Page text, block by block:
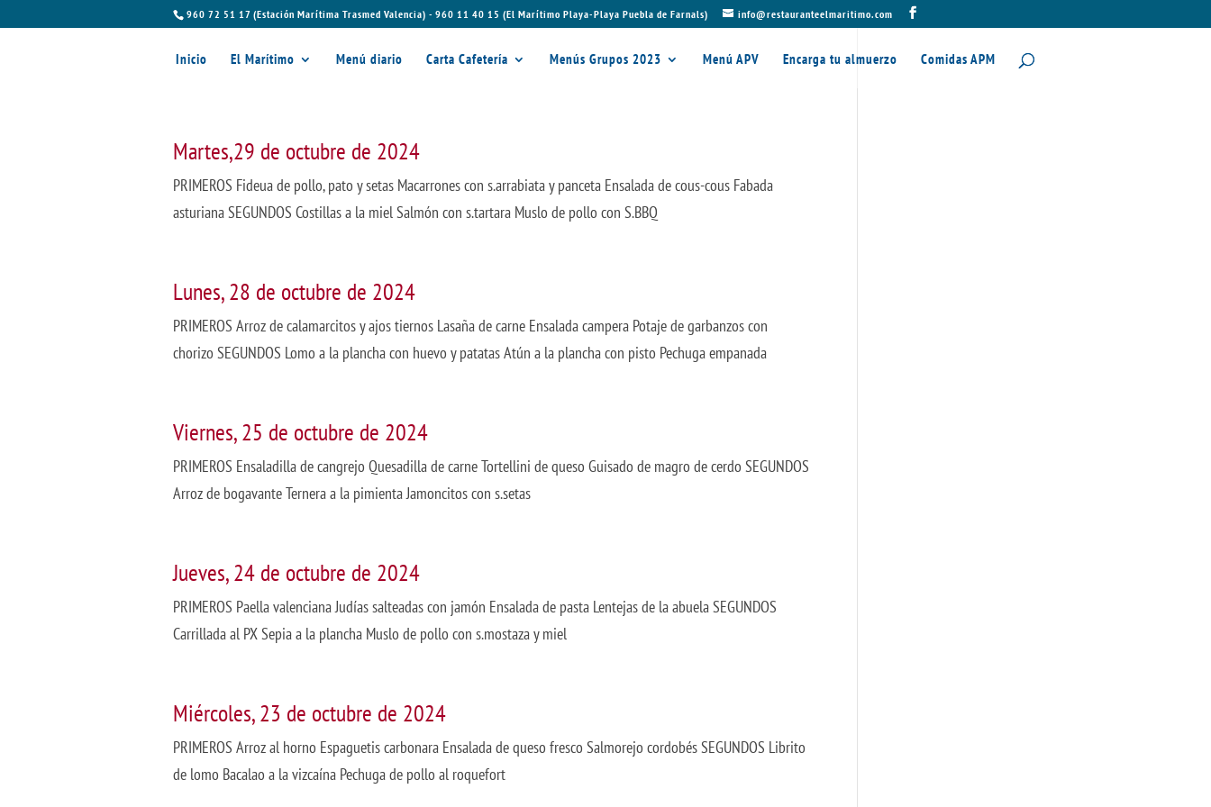
960 72 51 17 (Estación Marítima Trasmed Valencia) - 960 11 40 15 (El Marítimo Playa-Playa Puebla de Farnals) info@restauranteelmaritimo.com
Inicio El Marítimo Menú diario Carta Cafetería Menús Grupos 2023 Menú APV Encarga tu almuerzo Comidas APM
Martes,29 de octubre de 2024
PRIMEROS Fideua de pollo, pato y setas Macarrones con s.arrabiata y panceta Ensalada de cous-cous Fabada
asturiana SEGUNDOS Costillas a la miel Salmón con s.tartara Muslo de pollo con S.BBQ
Lunes, 28 de octubre de 2024
PRIMEROS Arroz de calamarcitos y ajos tiernos Lasaña de carne Ensalada campera Potaje de garbanzos con
chorizo SEGUNDOS Lomo a la plancha con huevo y patatas Atún a la plancha con pisto Pechuga empanada
Viernes, 25 de octubre de 2024
PRIMEROS Ensaladilla de cangrejo Quesadilla de carne Tortellini de queso Guisado de magro de cerdo SEGUNDOS
Arroz de bogavante Ternera a la pimienta Jamoncitos con s.setas
Jueves, 24 de octubre de 2024
PRIMEROS Paella valenciana Judías salteadas con jamón Ensalada de pasta Lentejas de la abuela SEGUNDOS
Carrillada al PX Sepia a la plancha Muslo de pollo con s.mostaza y miel
Miércoles, 23 de octubre de 2024
PRIMEROS Arroz al horno Espaguetis carbonara Ensalada de queso fresco Salmorejo cordobés SEGUNDOS Librito
de lomo Bacalao a la vizcaína Pechuga de pollo al roquefort